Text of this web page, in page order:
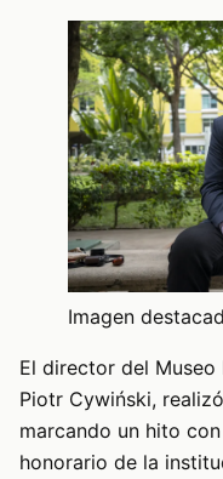
Imagen
El director del
Piotr Cywiński,
marcando un hito
honorario de la